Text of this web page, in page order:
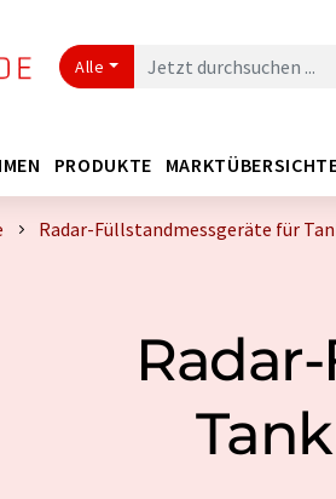
Alle
PRODUKTE
Radar-Füllstandmessgeräte für